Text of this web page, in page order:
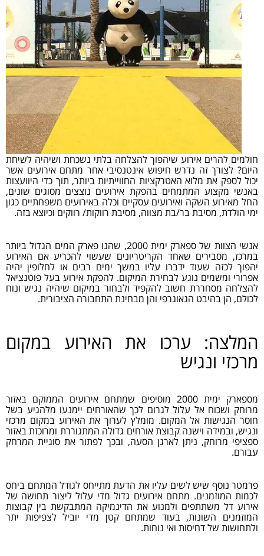
חולמים להרים אירוע שיהפוך להצלחה בלתי נשכחת ושיהיה לשיחת
היום? לצורך זה נדרש חיפוש אינטנסיבי אחר מתחם אירועים אשר
יכול לספק את מלוא האטרקציות החווייתיות ביותר, תוך כדי היוועצות
באנשי מקצוע המתמחים בהפקת אירועים נוצצים מסוגים שונים,
החל מאירוע השקה ואירועים עסקיים וכלה באירועים משפחתיים כגון
ימי הולדת, מסיבת בר/בת מצווה, מסיבת רווקות/ רווקים וכיוצא בזה.
אנשי הצוות של ספארק ימית 2000, שהנו פארק המים הגדול ביותר
במרכז, מסבירים שאחד הקריטריונים שעשוי להכריע אם האירוע
יהפוך לכזה שעוד ידברו עליו במשך ימים רבים או לחלופין יהיה
אפרורי ומשמים נוגע לבחירת המיקום. להפקת אירוע בעל פוטנציאל
להצלחה מסחררת חשוב להקפיד ולבחור במיקום שיהיה נגיש ונוח
לכולם, הן בהיבט הגאוגרפי והן מבחינת התחבורה הציבורית.
המלצה: ערכו את האירוע במקום
מרכזי ונגיש
מספארק ימית 2000 מוסיפים שמתחם אירועים הממוקם באזור
מרוחק ושכוח אל עלול לגרום לכך שהאורחים יימנעו מלהגיע בשל
חוסר הנגישות אל המקום. מומלץ לערוך את האירוע במקום מרכזי
ונגיש, ובמידה וישנה קבוצת אורחים גדולה המתגוררת ומרוכזת באזור
ספציפי מרוחק, ניתן לארגן הסעה, ובכך לפתור את סוגיית המרחק
עבורם.
פרמטר נוסף שיש לשים עליו את הדעת מתייחס לגודל המתחם ביחס
לכמות המוזמנים. מתחם אירועים גדול מדי עלול ליצור תחושה של
אירוע דל משתתפים ולמנוע את הדינמיקה המתבקשת בין קבוצות
המוזמנים השונות, בעוד שמתחם קטן מדי יוביל לצפיפות יתר
ולתחושות של דחיסות ואי נוחות.